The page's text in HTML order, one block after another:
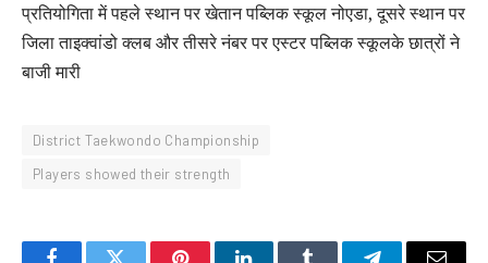
प्रतियोगिता में पहले स्थान पर खेतान पब्लिक स्कूल नोएडा, दूसरे स्थान पर
जिला ताइक्वांडो क्लब और तीसरे नंबर पर एस्टर पब्लिक स्कूलके छात्रों ने
बाजी मारी
District Taekwondo Championship
Players showed their strength